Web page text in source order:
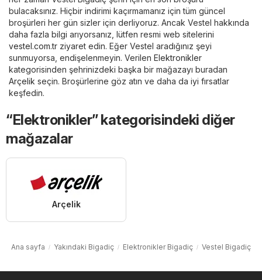
bulacaksınız. Hiçbir indirimi kaçırmamanız için tüm güncel
broşürleri her gün sizler için derliyoruz. Ancak Vestel hakkında
daha fazla bilgi arıyorsanız, lütfen resmi web sitelerini
vestel.com.tr ziyaret edin. Eğer Vestel aradığınız şeyi
sunmuyorsa, endişelenmeyin. Verilen Elektronikler
kategorisinden şehrinizdeki başka bir mağazayı buradan
Arçelik seçin. Broşürlerine göz atın ve daha da iyi fırsatlar
keşfedin.
“Elektronikler” kategorisindeki diğer
mağazalar
Arçelik
Ana sayfa Yakındaki Bigadiç Elektronikler Bigadiç Vestel Bigadiç